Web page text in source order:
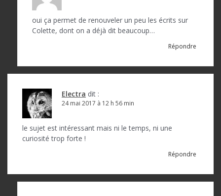
c
oui ça permet de renouveler un peu les écrits sur
Colette, dont on a déjà dit beaucoup…
Répondre
Electra dit :
24 mai 2017 à 12 h 56 min
le sujet est intéressant mais ni le temps, ni une
curiosité trop forte !
Répondre